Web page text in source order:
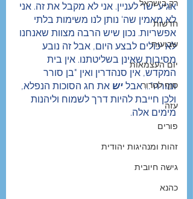
רק בישראל
חדשות
שבועות
יום העצמאות
סוף לטרור
עזה
פורים
זהות ומנהיגות יהודית
גישה חיובית
כהנא
אגיע ישר לעניין. אני לא מקבל את זה. אני
לא מאמין שה' נותן לנו משימות בלתי
אפשריות. נכון שיש הרבה מצוות שאנחנו
לא יכולים לבצע היום, אבל זה נובע
מסיבות שאינן בשליטתנו. אין בית
המקדש, אין סנהדרין ואין "בן סורר
ומורה"... אבל יש את חג הסוכות הנפלא,
ולכן חייבת להיות דרך לשמוח וליהנות
מימים אלה.